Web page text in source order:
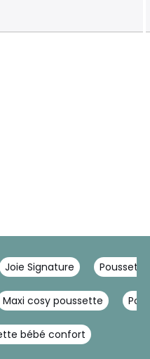
Joie Signature
Maxi cosy poussette
bébé confort